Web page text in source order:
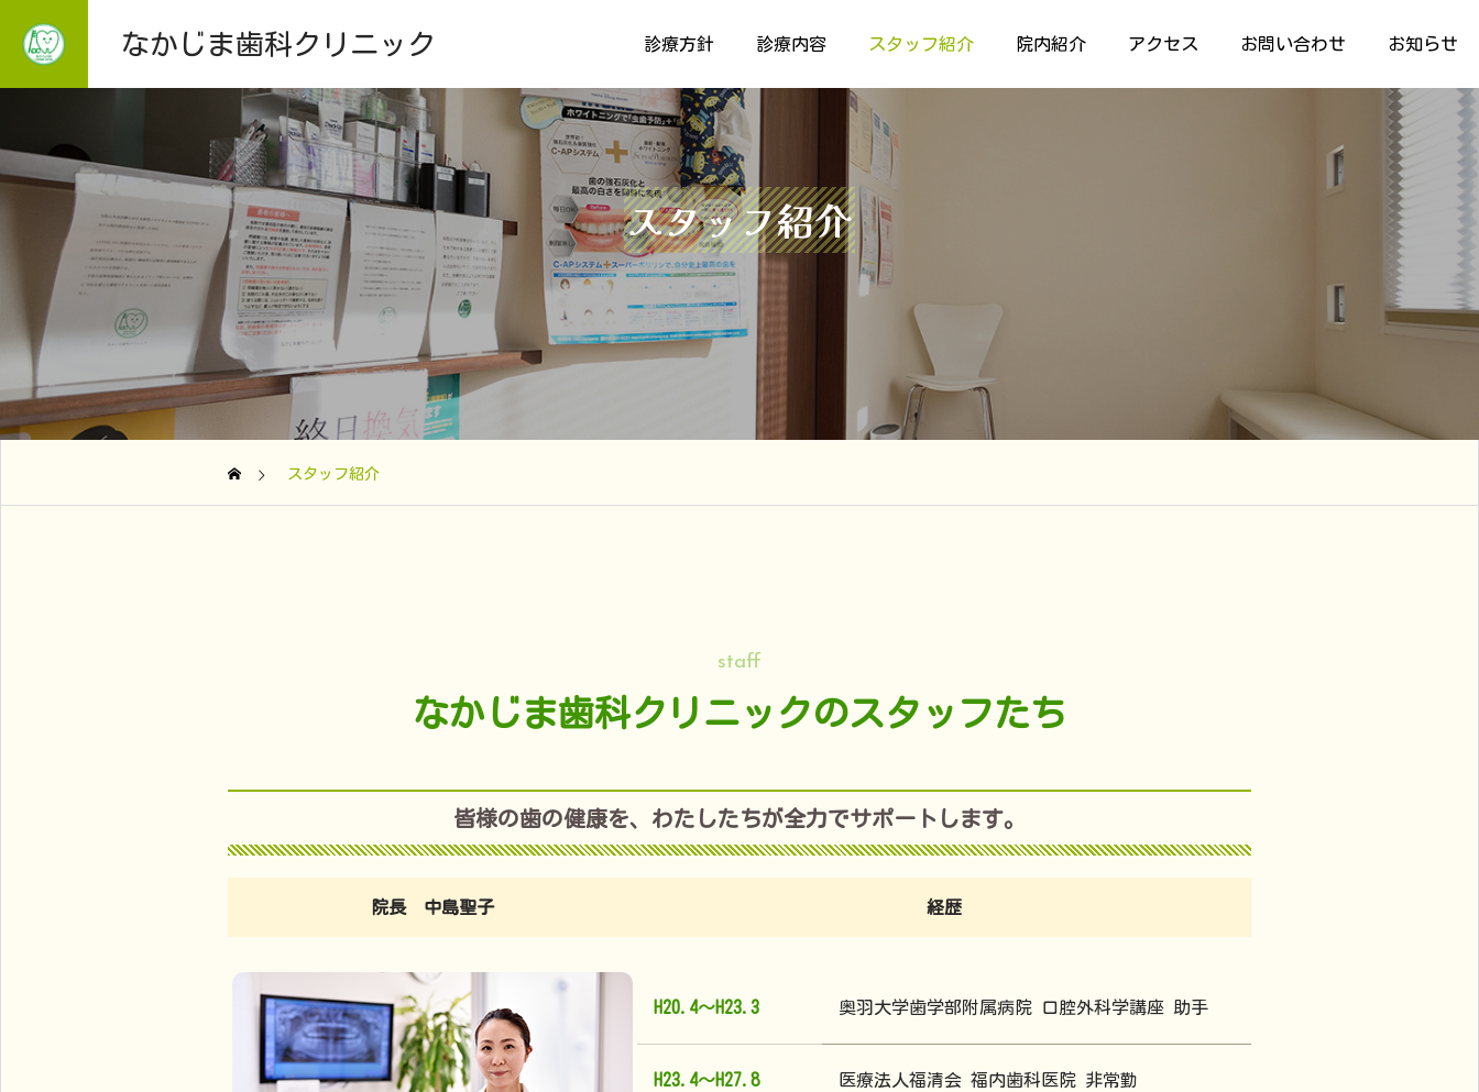
なかじま歯科クリニック 診療方針 診療内容 スタッフ紹介 院内紹介 アクセス お問い合わせ お知らせ
ング、矯正治療、定
保険診療
一般歯科・予防歯科、小児歯科、歯科口腔外科
咬筋ボツリヌス治療、ホワイトニング、矯正治療、定
一般歯科・予防歯科、
アクセス
お問い合わせ
スタッフ紹介
スタッフ紹介
staff
なかじま歯科クリニックのスタッフたち
皆様の歯の健康を、わたしたちが全力でサポートします。
院長 中島聖子 経歴
H20.4～H23.3 奥羽大学歯学部附属病院 口腔外科学講座 助手
H23.4～H27.8 医療法人福清会 福内歯科医院 非常勤